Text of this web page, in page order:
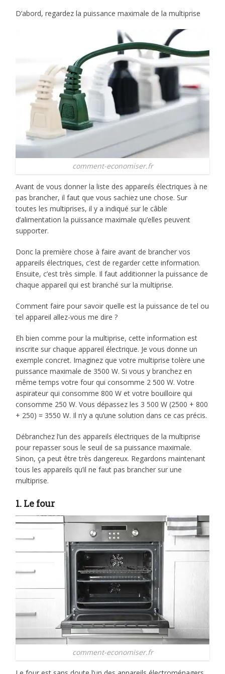
D’abord, regardez la puissance maximale de la multiprise
comment-economiser.fr
Avant de vous donner la liste des appareils électriques à ne
pas brancher, il faut que vous sachiez une chose. Sur
toutes les multiprises, il y a indiqué sur le câble
d’alimentation la puissance maximale qu’elles peuvent
supporter.
Donc la première chose à faire avant de brancher vos
appareils électriques, c’est de regarder cette information.
Ensuite, c’est très simple. Il faut additionner la puissance de
chaque appareil qui est branché sur la multiprise.
Comment faire pour savoir quelle est la puissance de tel ou
tel appareil allez-vous me dire ?
Eh bien comme pour la multiprise, cette information est
inscrite sur chaque appareil électrique. Je vous donne un
exemple concret. Imaginez que votre multiprise tolère une
puissance maximale de 3500 W. Si vous y branchez en
même temps votre four qui consomme 2 500 W. Votre
aspirateur qui consomme 800 W et votre bouilloire qui
consomme 250 W. Vous dépassez les 3 500 W (2500 + 800
+ 250) = 3550 W. Il n’y a qu’une solution dans ce cas précis.
Débranchez l’un des appareils électriques de la multiprise
pour repasser sous le seuil de sa puissance maximale.
Sinon, ça peut être très dangereux. Regardons maintenant
tous les appareils qu’il ne faut pas brancher sur une
multiprise.
1. Le four
comment-economiser.fr